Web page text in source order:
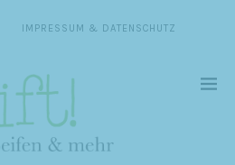
IMPRESSUM & DATENSCHUTZ